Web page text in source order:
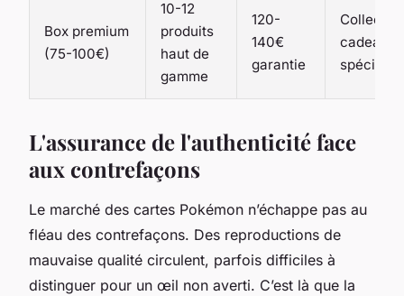
Box premium
(75-100€)
10-12
produits
haut de
gamme
120-
140€
garantie
cadeaux
spéciaux
L'assurance de l'authenticité face
aux contrefaçons
Le marché des cartes Pokémon n’échappe pas au
fléau des contrefaçons. Des reproductions de
mauvaise qualité circulent, parfois difficiles à
distinguer pour un œil non averti. C’est là que la